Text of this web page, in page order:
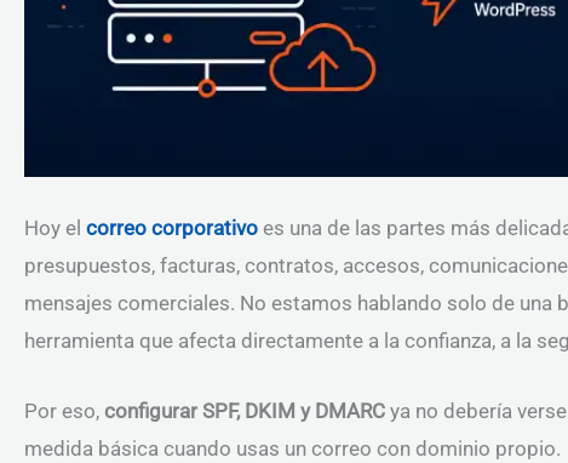
Hoy el correo corporativo es una de las partes más
presupuestos, facturas, contratos, accesos,
mensajes comerciales. No estamos hablando solo de una
herramienta que afecta directamente a la confianza, a la
Por eso, configurar SPF, DKIM y DMARC ya no debería
medida básica cuando usas un correo con dominio propio.